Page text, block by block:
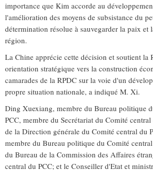
importance que Kim accorde au
l'amélioration des moyens de subsistance du
détermination résolue à sauvegarder la paix et
région.
La Chine apprécie cette décision et soutient la
orientation stratégique vers la construction
camarades de la RPDC sur la voie d'un
propre situation nationale, a indiqué M. Xi.
Ding Xuexiang, membre du Bureau politique
PCC, membre du Secrétariat du Comité
de la Direction générale du Comité central du
membre du Bureau politique du Comité
du Bureau de la Commission des Affaires
central du PCC; et le Conseiller d'Etat et